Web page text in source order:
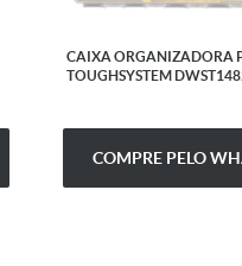
CAIXA ORGANIZADORA
TOUGHSYSTEM
COMPRE PELO